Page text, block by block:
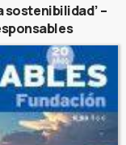
sostenibilidad’ –